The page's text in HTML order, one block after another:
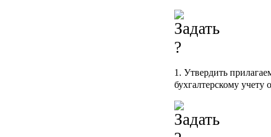
1. Утвердить
бухгалтерскому учету